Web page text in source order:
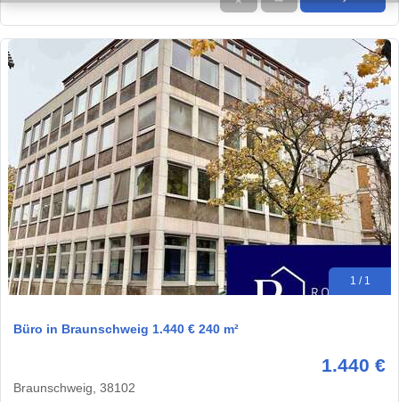
1 / 1
Büro in Braunschweig 1.440 € 240 m²
1.440 €
Braunschweig, 38102